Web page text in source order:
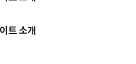
트 소개